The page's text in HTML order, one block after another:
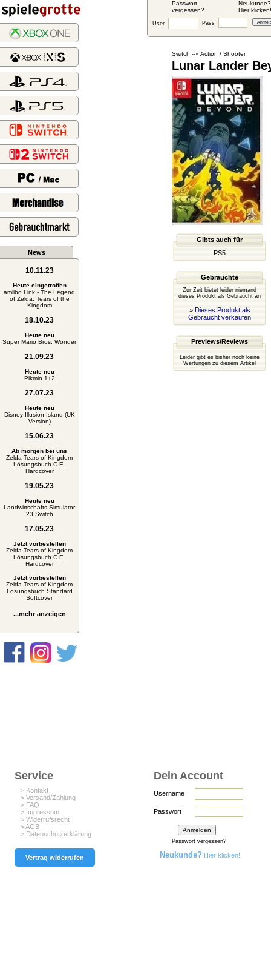
Passwort
vergessen?
Neukunde?
Hier klicken!
User Pass
News
10.11.23
Heute eingetroffen
amiibo Link - The Legend
of Zelda: Tears of the
Kingdom
18.10.23
Heute neu
Super Mario Bros. Wonder
21.09.23
Heute neu
Pikmin 1+2
27.07.23
Heute neu
Disney Illusion Island (UK
Version)
15.06.23
Ab morgen bei uns
Zelda Tears of Kingdom
Lösungsbuch C.E.
Hardcover
19.05.23
Heute neu
Landwirtschafts-Simulator
23 Switch
17.05.23
Jetzt vorbestellen
Zelda Tears of Kingdom
Lösungsbuch C.E.
Hardcover
Jetzt vorbestellen
Zelda Tears of Kingdom
Lösungsbuch Standard
Softcover
...mehr anzeigen
Switch --» Action / Shooter
Lunar Lander
Gibts auch für
PS5
Gebrauchte
Zur Zeit bietet leider niemand
dieses Produkt als Gebraucht an
» Dieses Produkt als
Gebraucht verkaufen
Previews/Reviews
Leider gibt es bisher noch keine
Wertungen zu diesem Artikel
Service
> Kontakt
> Versand/Zahlung
> FAQ
> Impressum
> Widerrufsrecht
> AGB
> Datenschutzerklärung
Vertrag widerrufen
Dein Account
Username
Passwort
Passwort vergessen?
Neukunde? Hier klicken!